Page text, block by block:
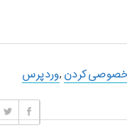
کردن ,وردپرس